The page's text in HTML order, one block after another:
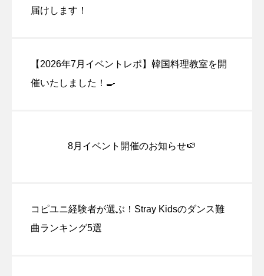
届けします！
【2026年7月イベントレポ】韓国料理教室を開
催いたしました！🍳
8月イベント開催のお知らせ🍉
コピユニ経験者が選ぶ！Stray Kidsのダンス難
曲ランキング5選